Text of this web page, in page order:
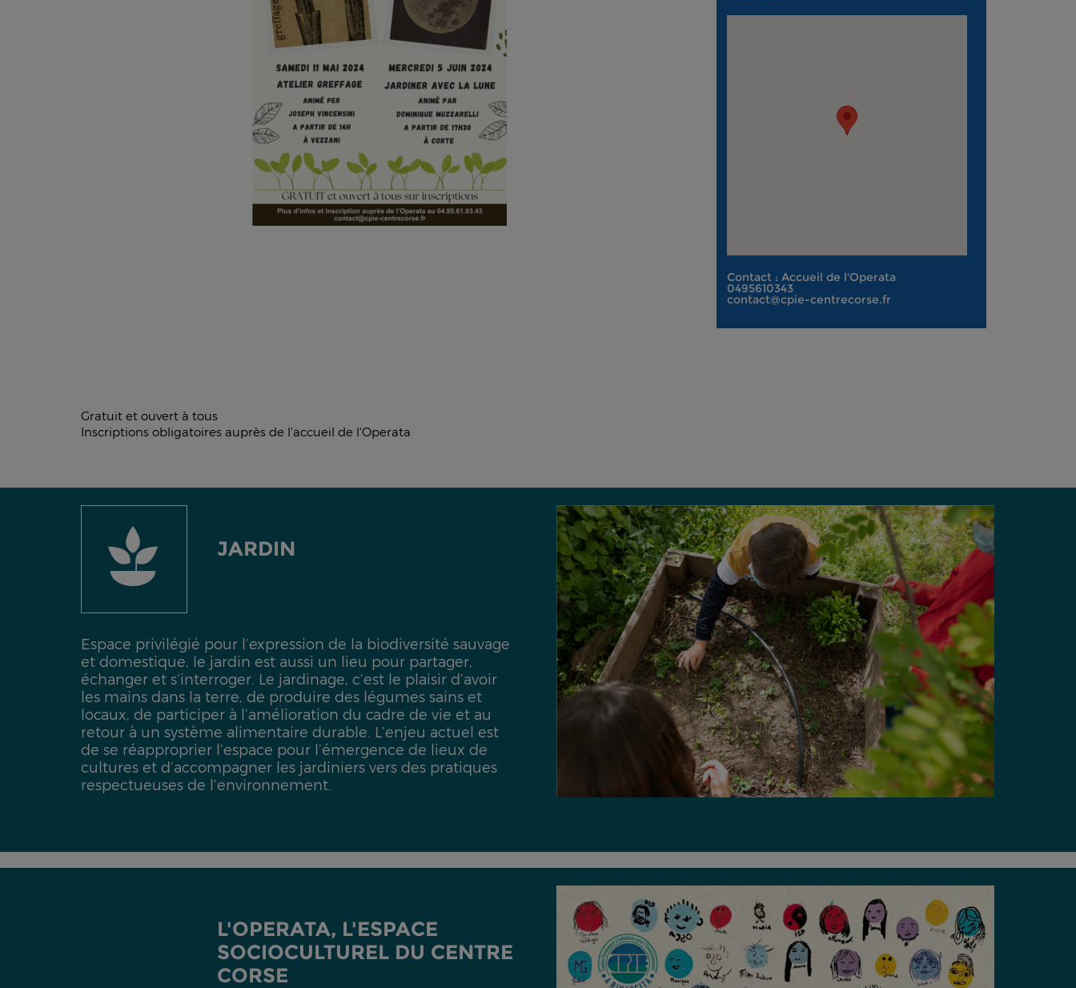
Contact : Accueil de l'Operata
0495610343
contact@cpie-centrecorse.fr
Gratuit et ouvert à tous
Inscriptions obligatoires auprès de l'accueil de l'Operata
JARDIN
Espace privilégié pour l’expression de la biodiversité sauvage
et domestique, le jardin est aussi un lieu pour partager,
échanger et s’interroger. Le jardinage, c’est le plaisir d’avoir
les mains dans la terre, de produire des légumes sains et
locaux, de participer à l’amélioration du cadre de vie et au
retour à un système alimentaire durable. L’enjeu actuel est
de se réapproprier l’espace pour l’émergence de lieux de
cultures et d’accompagner les jardiniers vers des pratiques
respectueuses de l’environnement.
L'OPERATA, L'ESPACE
SOCIOCULTUREL DU CENTRE
CORSE